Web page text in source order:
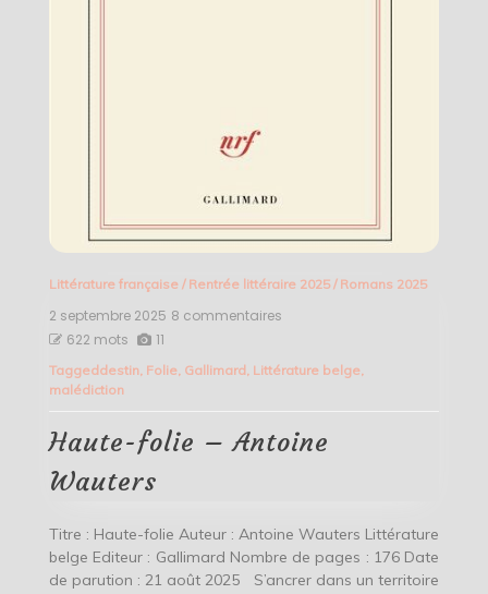
Littérature française/ Rentrée littéraire 2025/ Romans 2025
2 septembre 2025 8 commentaires
–
622 mots 11
Taggeddestin, Folie, Gallimard, Littérature belge,
malédiction
Haute-folie – Antoine
Wauters
Titre : Haute-folie Auteur : Antoine Wauters Littérature
belge Editeur : Gallimard Nombre de pages : 176 Date
de parution : 21 août 2025 S’ancrer dans un territoire